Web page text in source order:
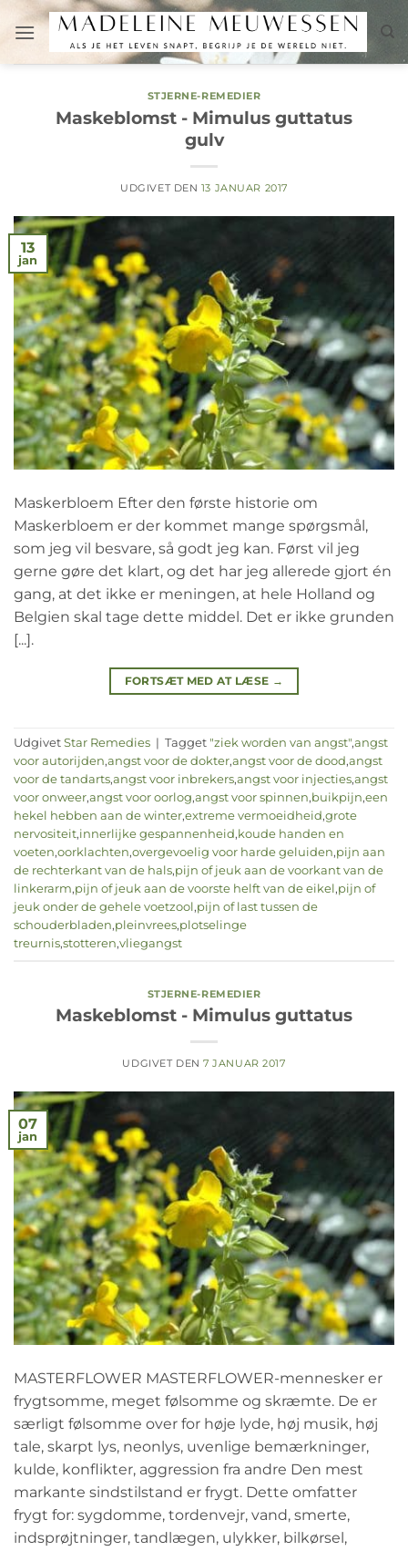
Fortsæt
indhold
STJERNE-REMEDIER
Maskeblomst - Mimulus guttatus
gulv
UDGIVET DEN 13 JANUAR 2017
13
jan
Maskerbloem Efter den første historie om
Maskerbloem er der kommet mange spørgsmål,
som jeg vil besvare, så godt jeg kan. Først vil jeg
gerne gøre det klart, og det har jeg allerede gjort én
gang, at det ikke er meningen, at hele Holland og
Belgien skal tage dette middel. Det er ikke grunden
[...].
FORTSÆT MED AT LÆSE →
Udgivet Star Remedies | Tagget "ziek worden van angst",angst
voor autorijden,angst voor de dokter,angst voor de dood,angst
voor de tandarts,angst voor inbrekers,angst voor injecties,angst
voor onweer,angst voor oorlog,angst voor spinnen,buikpijn,een
hekel hebben aan de winter,extreme vermoeidheid,grote
nervositeit,innerlijke gespannenheid,koude handen en
voeten,oorklachten,overgevoelig voor harde geluiden,pijn aan
de rechterkant van de hals,pijn of jeuk aan de voorkant van de
linkerarm,pijn of jeuk aan de voorste helft van de eikel ,pijn of
jeuk onder de gehele voetzool ,pijn of last tussen de
schouderbladen,pleinvrees,plotselinge
treurnis,stotteren,vliegangst
STJERNE-REMEDIER
Maskeblomst - Mimulus guttatus
UDGIVET DEN7 JANUAR 2017
07
jan
MASTERFLOWER MASTERFLOWER-mennesker er
frygtsomme, meget følsomme og skræmte. De er
særligt følsomme over for høje lyde, høj musik, høj
tale, skarpt lys, neonlys, uvenlige bemærkninger,
kulde, konflikter, aggression fra andre Den mest
markante sindstilstand er frygt. Dette omfatter
frygt for: sygdomme, tordenvejr, vand, smerte,
indsprøjtninger, tandlægen, ulykker, bilkørsel,